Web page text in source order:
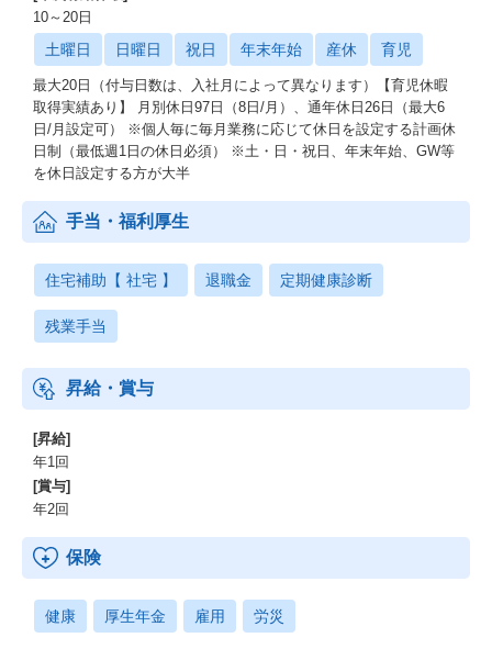
10～20日
土曜日 日曜日 祝日 年末年始 産休 育児
最大20日（付与日数は、入社月によって異なります）【育児休暇
取得実績あり】 月別休日97日（8日/月）、通年休日26日（最大6
日/月設定可） ※個人毎に毎月業務に応じて休日を設定する計画休
日制（最低週1日の休日必須） ※土・日・祝日、年末年始、GW等
を休日設定する方が大半
手当・福利厚生
住宅補助【 社宅 】 退職金 定期健康診断
残業手当
昇給・賞与
[昇給]
年1回
[賞与]
年2回
保険
健康 厚生年金 雇用 労災